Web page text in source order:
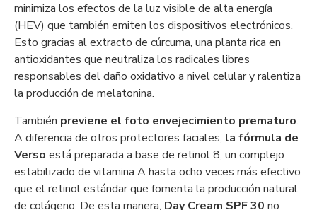
minimiza los efectos de la luz visible de alta energía
(HEV) que también emiten los dispositivos electrónicos.
Esto gracias al extracto de cúrcuma, una planta rica en
antioxidantes que neutraliza los radicales libres
responsables del daño oxidativo a nivel celular y ralentiza
la producción de melatonina.
También previene el foto envejecimiento prematuro.
A diferencia de otros protectores faciales, la fórmula de
Verso está preparada a base de retinol 8, un complejo
estabilizado de vitamina A hasta ocho veces más efectivo
que el retinol estándar que fomenta la producción natural
de colágeno. De esta manera, Day Cream SPF 30 no